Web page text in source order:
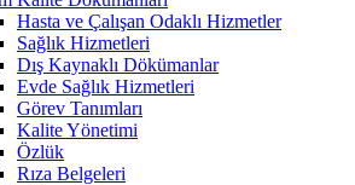
Hasta ve Çalışan Odaklı Hizmetler
Sağlık Hizmetleri
Dış Kaynaklı Dökümanlar
Evde Sağlık Hizmetleri
Görev Tanımları
Kalite Yönetimi
Özlük
Rıza Belgeleri